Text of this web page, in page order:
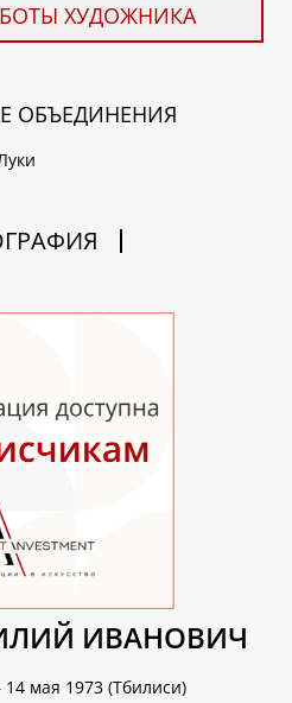
ХУДОЖНИКА
ОБЪЕДИНЕНИЯ
ИВАНОВИЧ
мая 1973 (Тбилиси)